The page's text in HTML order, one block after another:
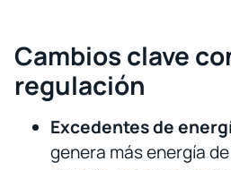
Cambios clave
regulación
Excedentes de
genera más energía